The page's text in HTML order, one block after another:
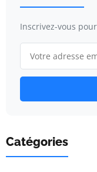
Inscrivez-vous
Catégories